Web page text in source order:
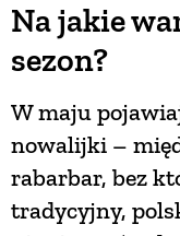
Na jakie
sezon?
W maju
nowalijki –
rabarbar, bez
tradycyjny,